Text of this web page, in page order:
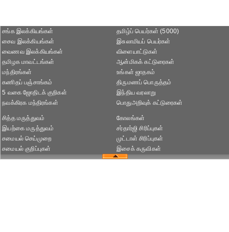
சங்க இலக்கியங்கள்
சைவ இலக்கியங்கள்
வைணவ இலக்கியங்கள்
தமிழக மாவட்டங்கள்
தமிழ்ப் பெயர்கள் (5000)
இசுலாமியப் பெயர்கள்
விளையாட்டுகள்
ஆன்மிகக் கட்டுரைகள்
மந்திரங்கள்
கணிதப் பஞ்சாங்கம்
5 வகை ஜோதிடக் குறிகள்
நவக்கிரக மந்திரங்கள்
உங்கள் ஜாதகம்
திருமணப் பொருத்தம்
இந்திய வரலாறு
பொதுஅறிவுக் கட்டுரைகள்
சித்த மருத்துவம்
இயற்கை மருத்துவம்
சமையல் செய்முறை
சமையல் குறிப்புகள்
கோலங்கள்
சர்தார்ஜி சிரிப்புகள்
முட்டாள் சிரிப்புகள்
இசைக் கருவிகள்